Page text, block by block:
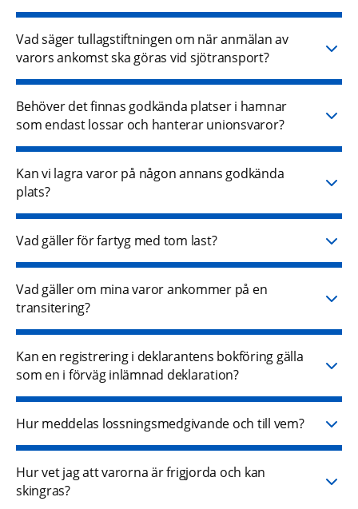
Vad säger tullagstiftningen om när anmälan av
varors ankomst ska göras vid sjötransport?
Behöver det finnas godkända platser i hamnar
som endast lossar och hanterar unionsvaror?
Kan vi lagra varor på någon annans godkända
plats?
Vad gäller för fartyg med tom last?
Vad gäller om mina varor ankommer på en
transitering?
Kan en registrering i deklarantens bokföring gälla
som en i förväg inlämnad deklaration?
Hur meddelas lossningsmedgivande och till vem?
Hur vet jag att varorna är frigjorda och kan
skingras?